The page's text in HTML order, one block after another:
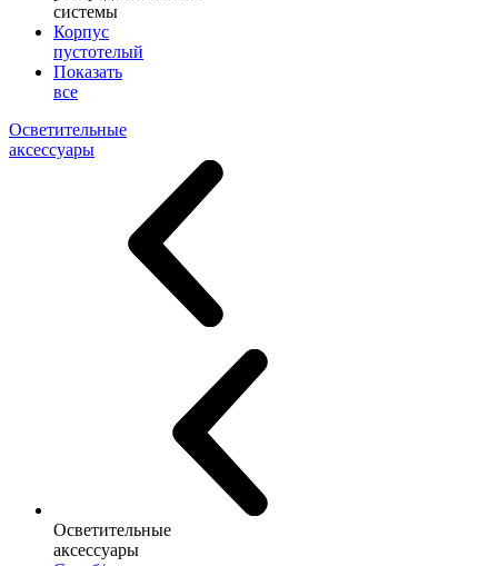
системы
Корпус
пустотелый
Показать
все
Осветительные
аксессуары
Осветительные
аксессуары